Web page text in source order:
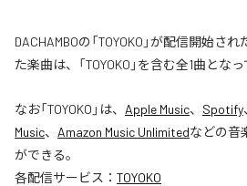
DACHAMBOの「TOYOKO」が配信開始さ
た楽曲は、「TOYOKO」を含む全1曲となっ
なお「TOYOKO 」は、 Apple Music、 Spotify
Music、 Amazon Music Unlimitedなどの音
ができる。
各配信サービス： TOYOKO